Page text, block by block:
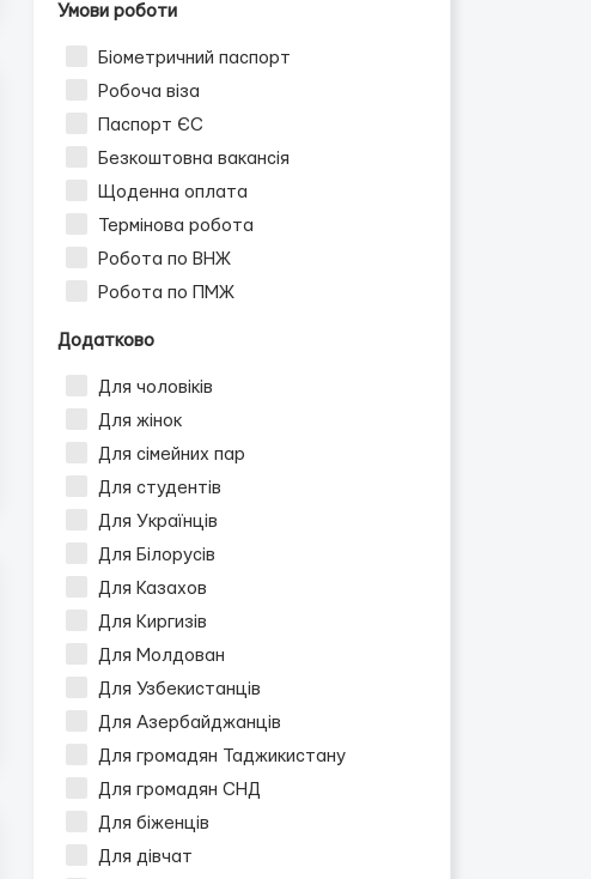
Умови роботи
Біометричний паспорт
Робоча віза
Паспорт ЄС
Безкоштовна вакансія
Щоденна оплата
Термінова робота
Робота по ВНЖ
Робота по ПМЖ
Додатково
Для чоловіків
Для жінок
Для сімейних пар
Для студентів
Для Українців
Для Білорусів
Для Казахов
Для Киргизів
Для Молдован
Для Узбекистанців
Для Азербайджанців
Для громадян Таджикистану
Для громадян СНД
Для біженців
Для дівчат